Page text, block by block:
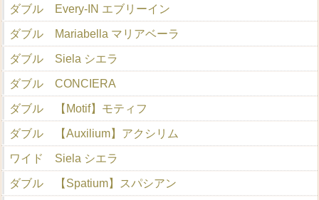
ダブル Every-IN エブリーイン
ダブル Mariabella マリアベーラ
ダブル Siela シエラ
ダブル CONCIERA
ダブル 【Motif】モティフ
ダブル 【Auxilium】アクシリム
ワイド Siela シエラ
ダブル 【Spatium】スパシアン